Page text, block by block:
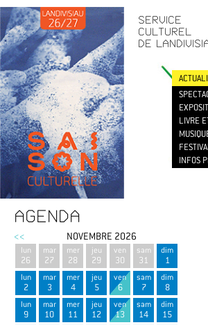
SERVICE
CULTUREL
DE
LIVRE
INFOS
AGENDA
<< NOVEMBRE 2026
lun
26
mar
27
mer
28
jeu
29
ven
30
sam
31
dim
1
lun
2
mar
3
mer
4
jeu
5
ven
6
sam
7
dim
8
lun
9
mar
10
mer
11
jeu
12
ven
13
sam
14
dim
15